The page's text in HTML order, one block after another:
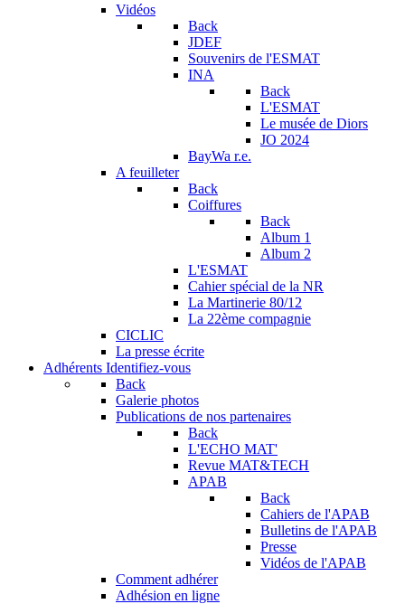
Vidéos
Back
JDEF
Souvenirs de l'ESMAT
INA
Back
L'ESMAT
Le musée de Diors
JO 2024
BayWa r.e.
A feuilleter
Back
Coiffures
Back
Album 1
Album 2
L'ESMAT
Cahier spécial de la NR
La Martinerie 80/12
La 22ème compagnie
CICLIC
La presse écrite
Adhérents Identifiez-vous
Back
Galerie photos
Publications de nos partenaires
Back
L'ECHO MAT'
Revue MAT&TECH
APAB
Back
Cahiers de l'APAB
Bulletins de l'APAB
Presse
Vidéos de l'APAB
Comment adhérer
Adhésion en ligne